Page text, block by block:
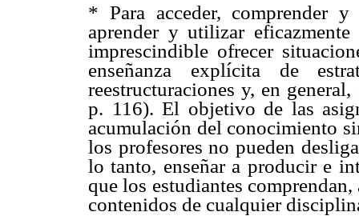
* Para acceder, comprender
aprender y utilizar eficazmente
imprescindible ofrecer
enseñanza explícita de
reestructuraciones y, en
p. 116). El objetivo de las
acumulación del conocimiento
los profesores no pueden
lo tanto, enseñar a producir e
que los estudiantes
contenidos de cualquier